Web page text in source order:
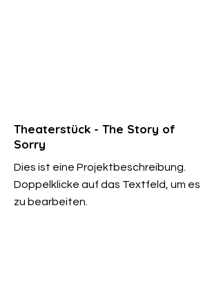
Theaterstück - The Story of
Sorry
Dies ist eine Projektbeschreibung.
Doppelklicke auf das Textfeld, um es
zu bearbeiten.